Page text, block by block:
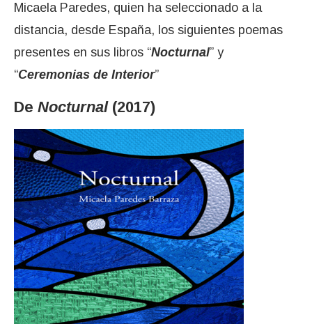
Micaela Paredes, quien ha seleccionado a la
distancia, desde España, los siguientes poemas
presentes en sus libros “Nocturnal” y
“Ceremonias de Interior”
De Nocturnal(2017)